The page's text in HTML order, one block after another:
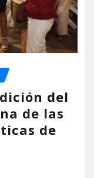
del
de las
de